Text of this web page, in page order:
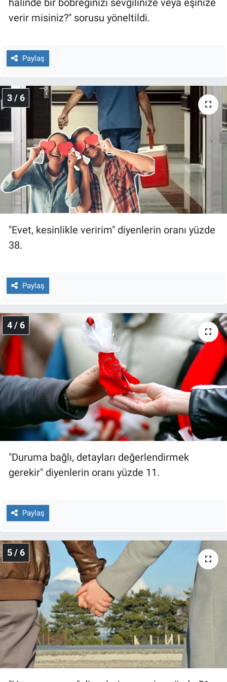
halinde bir böbreğinizi sevgilinize veya eşinize
verir misiniz?" sorusu yöneltildi.
Paylaş
3 / 6
"Evet, kesinlikle veririm" diyenlerin oranı yüzde
38.
Paylaş
4 / 6
"Duruma bağlı, detayları değerlendirmek
gerekir" diyenlerin oranı yüzde 11.
Paylaş
5 / 6
Yerel Yaşam